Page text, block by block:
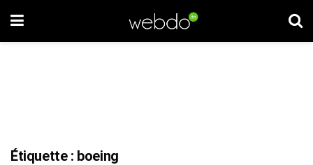
Étiquette : boeing